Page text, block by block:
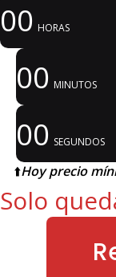
00 HORAS
00 MINUTOS
00 SEGUNDOS
⬆️Hoy precio
Solo